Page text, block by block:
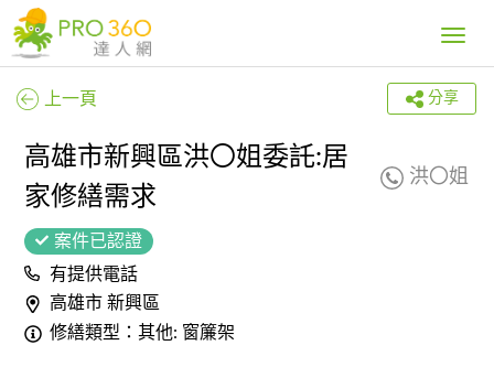
Toggle
上一頁 分享
高雄市新興區洪〇姐委託:居
家修繕需求
洪〇姐
案件已認證
有提供電話
高雄市 新興區
修繕類型：其他: 窗簾架